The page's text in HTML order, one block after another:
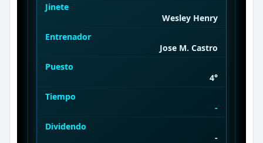
Jinete
Wesley Henry
Entrenador
Jose M. Castro
Puesto
4°
Tiempo
-
Dividendo
-